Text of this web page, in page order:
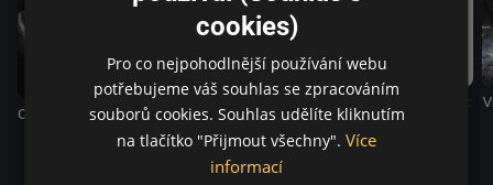
Orwell: 2+2=5
Perleťový knoflík Nejkrásnější chlapec
cookies)
Pro co nejpohodlnější používání webu
potřebujeme váš souhlas se zpracováním
souborů cookies. Souhlas udělíte kliknutím
na tlačítko "Přijmout všechny". Více
informací